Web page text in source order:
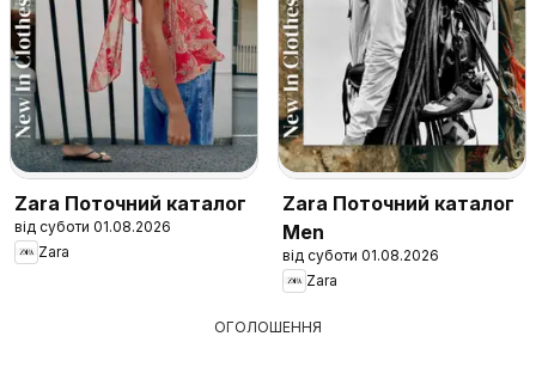
Zara Поточний каталог
від суботи 01.08.2026
Zara
Zara Поточний каталог
Men
від суботи 01.08.2026
Zara
ОГОЛОШЕННЯ